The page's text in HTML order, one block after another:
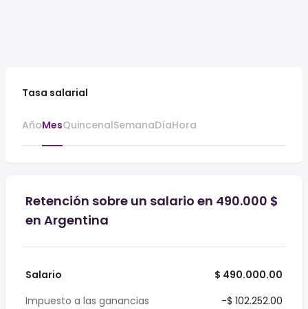
Tasa salarial
AñoMesQuincenalSemanaDíaHora
Retención sobre un salario en 490.000 $
en Argentina
Salario
$ 490.000.00
Impuesto a las ganancias
-$ 102.252.00